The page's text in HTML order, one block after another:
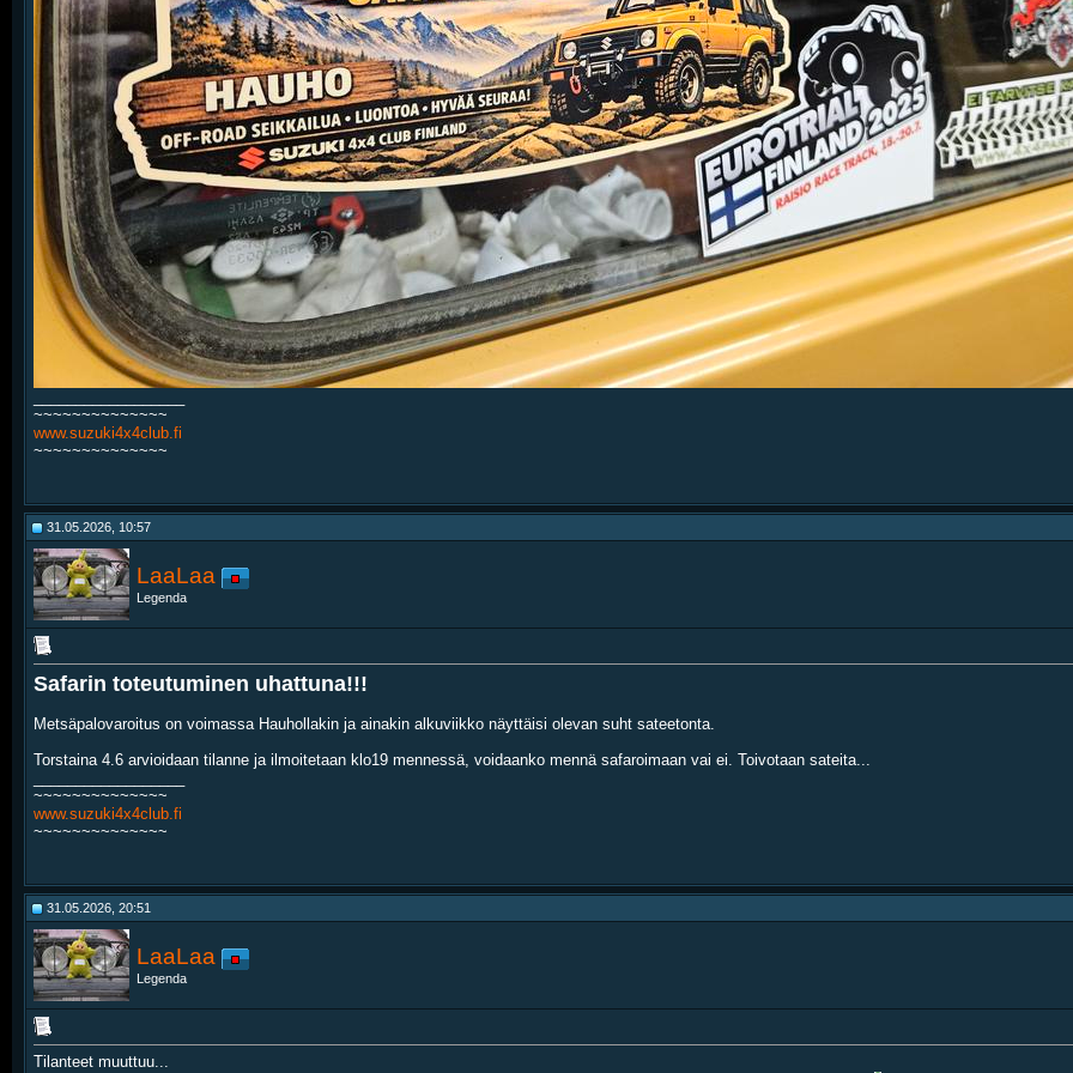
~~~~~~~~~~~~~~
www.suzuki4x4club.fi
~~~~~~~~~~~~~~
31.05.2026, 10:57
LaaLaa
Legenda
Safarin toteutuminen uhattuna!!!
Metsäpalovaroitus on voimassa Hauhollakin ja ainakin alkuviikko näyttäisi olevan suht sateetonta.
Torstaina 4.6 arvioidaan tilanne ja ilmoitetaan klo19 mennessä, voidaanko mennä safaroimaan vai ei. Toivotaan sateita...
~~~~~~~~~~~~~~
www.suzuki4x4club.fi
~~~~~~~~~~~~~~
31.05.2026, 20:51
LaaLaa
Legenda
Tilanteet muuttuu...